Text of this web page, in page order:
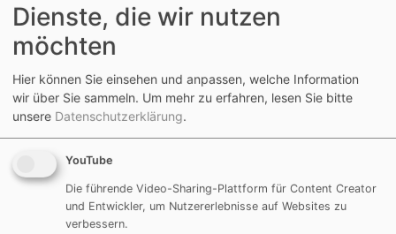
Bilder Holzbauweise Obergeschoss
Dienste, die wir nutzen
möchten
Hier können Sie einsehen und anpassen, welche Information
wir über Sie sammeln. Um mehr zu erfahren, lesen Sie bitte
unsere Datenschutzerklärung.
YouTube
Die führende Video-Sharing-Plattform für Content Creator
und Entwickler, um Nutzererlebnisse auf Websites zu
verbessern.